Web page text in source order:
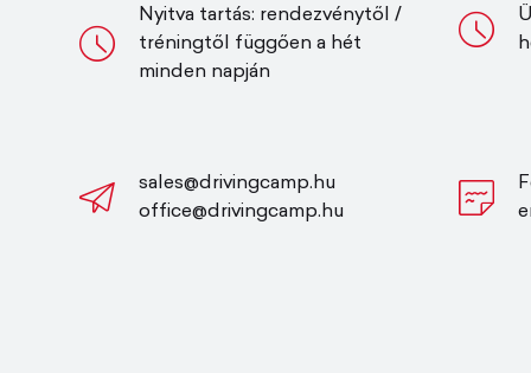
Nyitva tartás: rendezvénytől /
tréningtől függően a hét
minden napján
sales@drivingcamp.hu
office@drivingcamp.hu